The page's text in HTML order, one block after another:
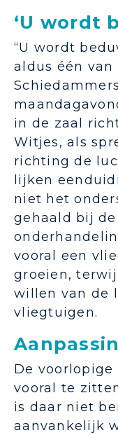
‘U wordt
“U wordt
aldus één van
in de zaal
Witjes, als
richting de
lijken
niet het
gehaald bij de
vooral een
groeien,
willen van de
vliegtuigen.
De
vooral te
is daar niet
aanvankelijk